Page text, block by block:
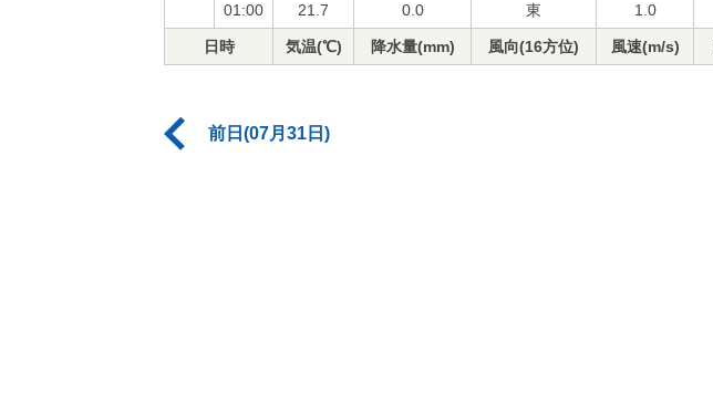
01:00 21.7 0.0 東 1.0
日時 気温(℃) 降水量(mm) 風向(16方位) 風速(m/s)
前日(07月31日)